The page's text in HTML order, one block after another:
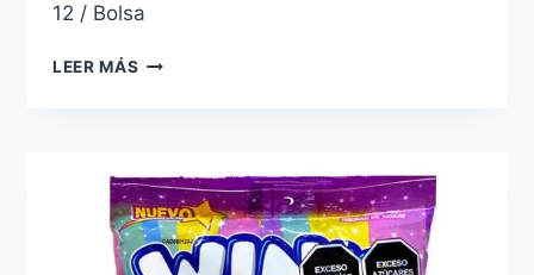
12 / Bolsa
LEER MÁS CARAMELO
LIMÓN,
UVA
Y
NARANJA